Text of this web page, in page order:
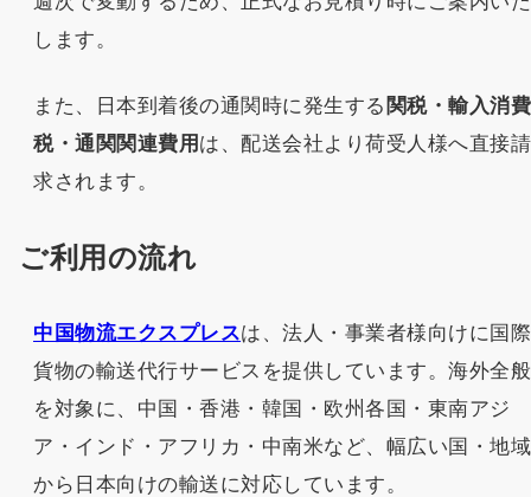
します。
また、日本到着後の通関時に発生する 関税・輸入消費
税・通関関連費用 は、配送会社より荷受人様へ直接請
求されます。
ご利用の流れ
中国物流エクスプレスは、法人・事業者様向けに国際
貨物の輸送代行サービスを提供しています。海外全般
を対象に、中国・香港・韓国・欧州各国・東南アジ
ア・インド・アフリカ・中南米など、幅広い国・地域
から日本向けの輸送に対応しています。